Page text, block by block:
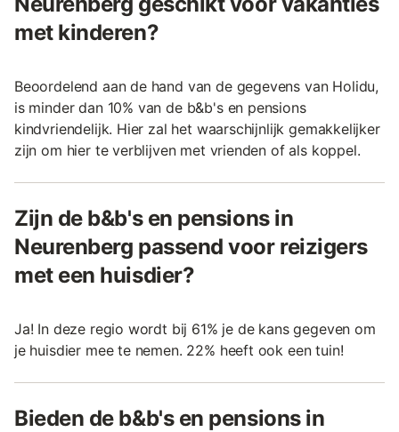
met kinderen?
Beoordelend aan de hand van de gegevens van Holidu,
is minder dan 10% van de b&b's en pensions
kindvriendelijk. Hier zal het waarschijnlijk gemakkelijker
zijn om hier te verblijven met vrienden of als koppel.
Zijn de b&b's en pensions in
Neurenberg passend voor reizigers
met een huisdier?
Ja! In deze regio wordt bij 61% je de kans gegeven om
je huisdier mee te nemen. 22% heeft ook een tuin!
Bieden de b&b's en pensions in